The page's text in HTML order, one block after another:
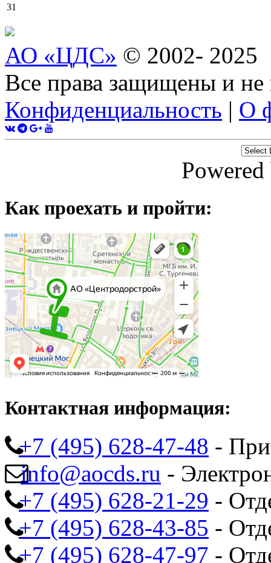
31
АО «ЦДС» © 2002- 2025
Все права защищены и
Конфиденциальность | О
Как проехать и пройти:
Контактная информация:
+7 (495) 628-47-48 -
info@aocds.ru -
+7 (495) 628-21-29 -
+7 (495) 628-43-85 -
+7 (495) 628-47-97 -